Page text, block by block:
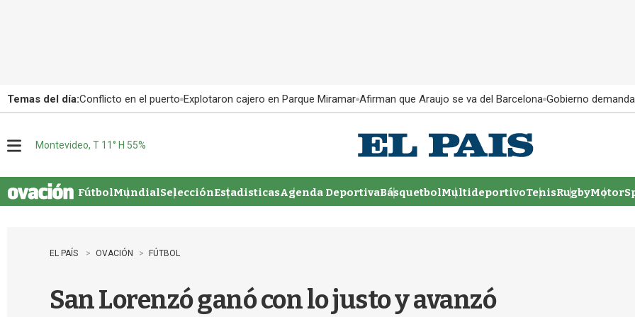
Temas del día:Conflicto en el puerto Explotaron cajero en Parque Miramar Afirman que Araujo se va del Barcelona Gobierno
u
Montevideo, T 11° H 55%
FútbolMundialSelecciónEstadisticasAgenda DeportivaBásquetbolMultideportivoTenisRugby
EL PAÍS OVACIÓN FÚTBOL
San Lorenzó ganó con lo justo y avanzó